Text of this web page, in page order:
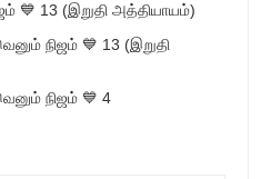
💙 13 (இறுதி அத்தியாயம்)
நிஜம் 💙 13 (இறுதி
நிஜம் 💙 4